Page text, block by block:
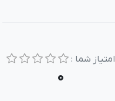
امتیاز شما :
0